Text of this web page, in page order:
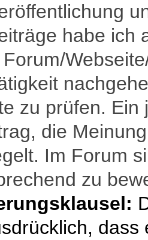
habe ich
zu prüfen.
die
Im Forum
zu